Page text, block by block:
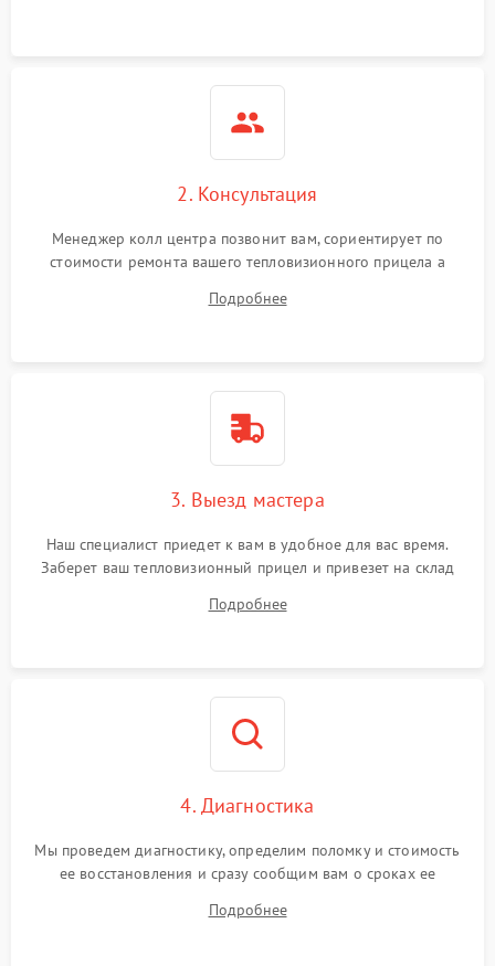
2. Консультация
Менеджер колл центра позвонит вам, сориентирует по
стоимости ремонта вашего тепловизионного прицела а
Подробнее
3. Выезд мастера
Наш специалист приедет к вам в удобное для вас время.
Заберет ваш тепловизионный прицел и привезет на склад
Подробнее
4. Диагностика
Мы проведем диагностику, определим поломку и стоимость
ее восстановления и сразу сообщим вам о сроках ее
Подробнее